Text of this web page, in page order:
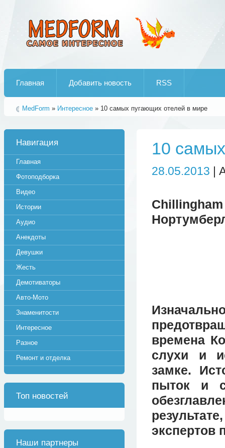
Главная Добавить новость RSS
MedForm » Интересное » 10 самых пугающих отелей в мире
10
28.05.2013 |
времена
слухи и
замке.
пыток и
экспертов
Навигация
Главная
Фотоподборка
Видео
Истории
Аудио
Анекдоты
Девушки
Жесть
Демотиваторы
Авто-Мото
Знаменитости
Интересное
Разное
Ремонт и отделка
Топ новостей
Наши партнеры